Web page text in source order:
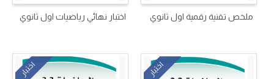
ملخص تقنية رقمية اول ثانوي اختبار نهائي رياضيات اول ثانوي
اختبار اختبار